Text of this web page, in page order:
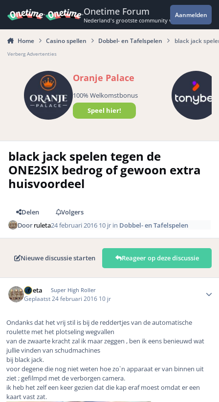
Onetime Forum
Nederland's grootste community voor de
Aanmelden
Home Casino spellen Dobbel- en Tafelspelen black jack
Verberg Advertenties
Oranje Palace
100% Welkomstbonus
Speel hier!
black jack spelen tegen de
ONE2SIX bedrog of gewoon extra
huisvoordeel
Delen
Volgers
Doorruleta24 februari 2016 10 jr in Dobbel- en Tafelspelen
Nieuwe discussie starten Reageer op deze discussie
ruleta Super High Roller
Geplaatst 24 februari 2016 10 jr
Ondanks dat het vrij stil is bij de reddertjes van de automatische
roulette met het plotseling wegvallen
van de zwaarte kracht zal ik maar zeggen , ben ik eens benieuwd wat
jullie vinden van schudmachines
bij black jack.
voor degene die nog niet weten hoe zo`n apparaat er van binnen uit
ziet ; gefilmpd met de verborgen camera.
ik heb het zelf een keer gezien dat die kap eraf moest omdat er een
kaart vast zat.